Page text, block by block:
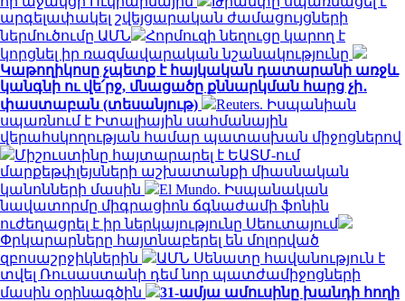
արգելափակել շվեյցարական ժամացույցների
ներմուծումը ԱՄՆ
Հորմուզի նեղուցը կարող է
կորցնել իր ռազմավարական նշանակությունը
Կաթողիկոսը չպետք է հայկական դատարանի առջև
կանգնի ու վե՛րջ, մնացածը քննարկման հարց չի․
փաստաբան (տեսանյութ)
Reuters. Իսպանիան
սպառնում է Իտալիային սահմանային
վերահսկողության համար պատասխան միջոցներով
Միշուստինը հայտարարել է ԵԱՏՄ-ում
մարքեթփլեյսների աշխատանքի միասնական
կանոնների մասին
El Mundo. Իսպանական
նավատորմը միգրացիոն ճգնաժամի ֆոնին
ուժեղացրել է իր ներկայությունը Սեուտայում
Փրկարարները հայտնաբերել են մոլորված
զբոսաշրջիկներին
ԱՄՆ Սենատը հավանություն է
տվել Ռուսաստանի դեմ նոր պատժամիջոցների
մասին օրինագծին
31-ամյա ամուսինը խանդի հողի